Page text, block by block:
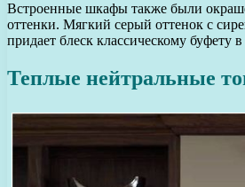
Встроенные шкафы также были
оттенки. Мягкий серый оттенок с
придает блеск классическому буфету
Теплые нейтральные